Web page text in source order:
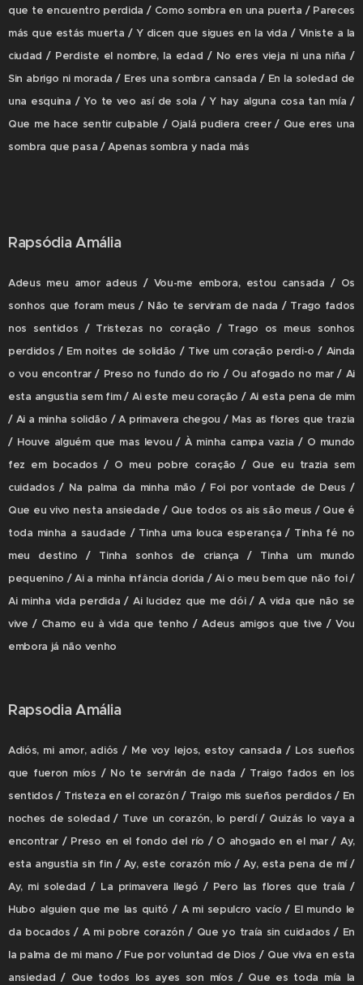
que te encuentro perdida / Como sombra en una puerta / Pareces
más que estás muerta / Y dicen que sigues en la vida / Viniste a la
ciudad / Perdiste el nombre, la edad / No eres vieja ni una niña /
Sin abrigo ni morada / Eres una sombra cansada / En la soledad de
una esquina / Yo te veo así de sola / Y hay alguna cosa tan mía /
Que me hace sentir culpable / Ojalá pudiera creer / Que eres una
sombra que pasa / Apenas sombra y nada más
Rapsódia Amália
Adeus meu amor adeus / Vou-me embora, estou cansada / Os
sonhos que foram meus / Não te serviram de nada / Trago fados
nos sentidos / Tristezas no coração / Trago os meus sonhos
perdidos / Em noites de solidão / Tive um coração perdi-o / Ainda
o vou encontrar / Preso no fundo do rio / Ou afogado no mar / Ai
esta angustia sem fim / Ai este meu coração / Ai esta pena de mim
/ Ai a minha solidão / A primavera chegou / Mas as flores que trazia
/ Houve alguém que mas levou / À minha campa vazia / O mundo
fez em bocados / O meu pobre coração / Que eu trazia sem
cuidados / Na palma da minha mão / Foi por vontade de Deus /
Que eu vivo nesta ansiedade / Que todos os ais são meus / Que é
toda minha a saudade / Tinha uma louca esperança / Tinha fé no
meu destino / Tinha sonhos de criança / Tinha um mundo
pequenino / Ai a minha infância dorida / Ai o meu bem que não foi /
Ai minha vida perdida / Ai lucidez que me dói / A vida que não se
vive / Chamo eu à vida que tenho / Adeus amigos que tive / Vou
embora já não venho
Rapsodia Amália
Adiós, mi amor, adiós / Me voy lejos, estoy cansada / Los sueños
que fueron míos / No te servirán de nada / Traigo fados en los
sentidos / Tristeza en el corazón / Traigo mis sueños perdidos / En
noches de soledad / Tuve un corazón, lo perdí / Quizás lo vaya a
encontrar / Preso en el fondo del río / O ahogado en el mar / Ay,
esta angustia sin fin / Ay, este corazón mío / Ay, esta pena de mí /
Ay, mi soledad / La primavera llegó / Pero las flores que traía /
Hubo alguien que me las quitó / A mi sepulcro vacío / El mundo le
da bocados / A mi pobre corazón / Que yo traía sin cuidados / En
la palma de mi mano / Fue por voluntad de Dios / Que viva en esta
ansiedad / Que todos los ayes son míos / Que es toda mía la